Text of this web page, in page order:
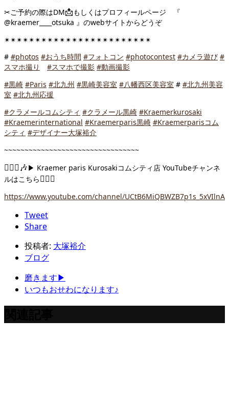
✂︎ご予約の際はDM📩もしくはプロフィールページ 『
@kraemer____otsuka 』のwebサイトからどうぞ
✴︎✴︎✴︎✴︎✴︎✴︎✴︎✴︎✴︎✴︎✴︎✴︎✴︎✴︎✴︎✴︎✴︎✴︎✴︎✴︎✴︎✴︎✴︎✴︎
# #photos #おうち時間 #フォトコン #photocontest #カメラ遊び #
スマホ撮り
#スマホで撮影 #動画撮影
#黒崎 #Paris #北九州 #黒崎美容室 #八幡西区美容室 # #北九州美容
室 #北九州応援
#クラメールコムシティ #クラメール黒崎 #Kraemerkurosaki
#Kraemerinternational #Kraemerparis黒崎 #Kraemerparisコム
シティ #デザイナー大塚裕介
~~~~~~~~~~~~~~~~~~~~~~~~~~~~~~~~~
💁🏼‍♀🎶▶︎ Kraemer paris Kurosakiコムシティ店 ️YouTubeチャンネ
ルはこちら💁‍♂️✨
https://www.youtube.com/channel/UCtB6MiQBWZB7p1s_5xVIlnA
Tweet
Share
投稿者: 大塚裕介
ブログ
磨きます▶
いつもおせわになります♪